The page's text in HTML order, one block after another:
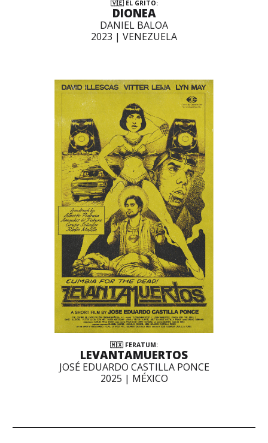
🇻🇪 EL GRITO:
DIONEA
DANIEL BALOA
2023 | VENEZUELA
🇲🇽 FERATUM:
LEVANTAMUERTOS
JOSÉ EDUARDO CASTILLA PONCE
2025 | MÉXICO